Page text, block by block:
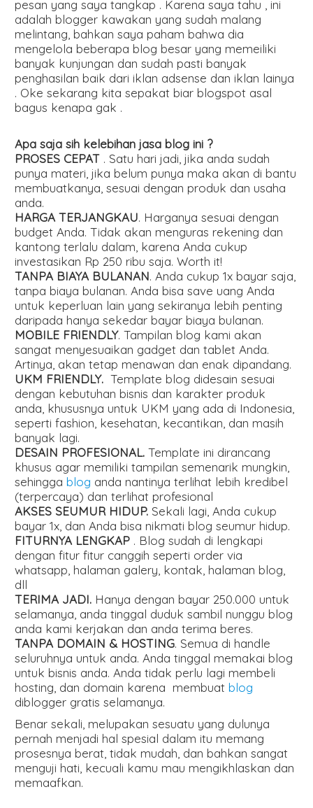
pesan yang saya tangkap . Karena saya tahu , ini
adalah blogger kawakan yang sudah malang
melintang, bahkan saya paham bahwa dia
mengelola beberapa blog besar yang memeiliki
banyak kunjungan dan sudah pasti banyak
penghasilan baik dari iklan adsense dan iklan lainya
. Oke sekarang kita sepakat biar blogspot asal
bagus kenapa gak .
Apa saja sih kelebihan jasa blog ini ?
PROSES CEPAT . Satu hari jadi, jika anda sudah
punya materi, jika belum punya maka akan di bantu
membuatkanya, sesuai dengan produk dan usaha
anda.
HARGA TERJANGKAU. Harganya sesuai dengan
budget Anda. Tidak akan menguras rekening dan
kantong terlalu dalam, karena Anda cukup
investasikan Rp 250 ribu saja. Worth it!
TANPA BIAYA BULANAN. Anda cukup 1x bayar saja,
tanpa biaya bulanan. Anda bisa save uang Anda
untuk keperluan lain yang sekiranya lebih penting
daripada hanya sekedar bayar biaya bulanan.
MOBILE FRIENDLY. Tampilan blog kami akan
sangat menyesuaikan gadget dan tablet Anda.
Artinya, akan tetap menawan dan enak dipandang.
UKM FRIENDLY. Template blog didesain sesuai
dengan kebutuhan bisnis dan karakter produk
anda, khususnya untuk UKM yang ada di Indonesia,
seperti fashion, kesehatan, kecantikan, dan masih
banyak lagi.
DESAIN PROFESIONAL. Template ini dirancang
khusus agar memiliki tampilan semenarik mungkin,
sehinggablog anda nantinya terlihat lebih kredibel
(terpercaya) dan terlihat profesional
AKSES SEUMUR HIDUP. Sekali lagi, Anda cukup
bayar 1x, dan Anda bisa nikmati blog seumur hidup.
FITURNYA LENGKAP . Blog sudah di lengkapi
dengan fitur fitur canggih seperti order via
whatsapp, halaman galery, kontak, halaman blog,
dll
TERIMA JADI. Hanya dengan bayar 250.000 untuk
selamanya, anda tinggal duduk sambil nunggu blog
anda kami kerjakan dan anda terima beres.
TANPA DOMAIN & HOSTING. Semua di handle
seluruhnya untuk anda. Anda tinggal memakai blog
untuk bisnis anda. Anda tidak perlu lagi membeli
hosting, dan domain karena membuatblog
diblogger gratis selamanya.
Benar sekali, melupakan sesuatu yang dulunya
pernah menjadi hal spesial dalam itu memang
prosesnya berat, tidak mudah, dan bahkan sangat
menguji hati, kecuali kamu mau mengikhlaskan dan
memaafkan.